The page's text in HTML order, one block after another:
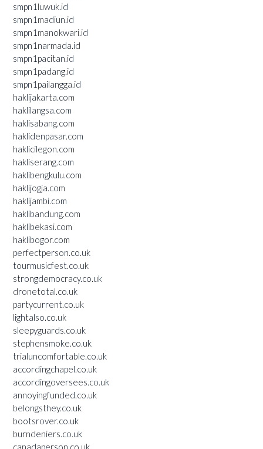
smpn1luwuk.id
smpn1madiun.id
smpn1manokwari.id
smpn1narmada.id
smpn1pacitan.id
smpn1padang.id
smpn1pailangga.id
haklijakarta.com
haklilangsa.com
haklisabang.com
haklidenpasar.com
haklicilegon.com
hakliserang.com
haklibengkulu.com
haklijogja.com
haklijambi.com
haklibandung.com
haklibekasi.com
haklibogor.com
perfectperson.co.uk
tourmusicfest.co.uk
strongdemocracy.co.uk
dronetotal.co.uk
partycurrent.co.uk
lightalso.co.uk
sleepyguards.co.uk
stephensmoke.co.uk
trialuncomfortable.co.uk
accordingchapel.co.uk
accordingoversees.co.uk
annoyingfunded.co.uk
belongsthey.co.uk
bootsrover.co.uk
burndeniers.co.uk
canadaperson.co.uk